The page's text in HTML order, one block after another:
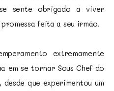
sente obrigado a viver
feita a seu irmão.
extremamente
em se tornar Sous Chef do
que experimentou um